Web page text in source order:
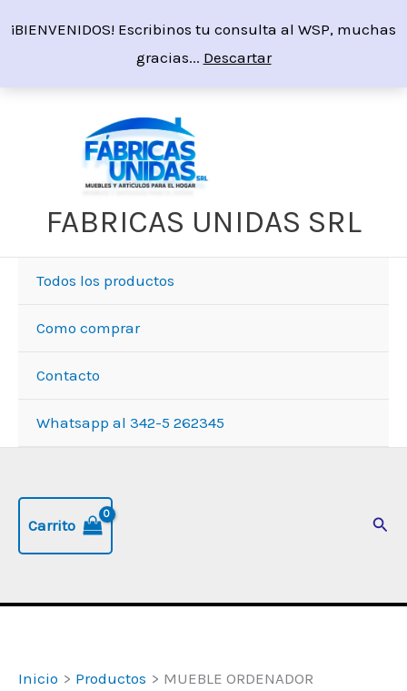
¡BIENVENIDOS! Escribinos tu consulta al WSP, muchas
gracias... Descartar
FABRICAS UNIDAS SRL
Todos los productos
Como comprar
Contacto
Whatsapp al 342-5 262345
Carrito
Inicio Productos MUEBLE ORDENADOR